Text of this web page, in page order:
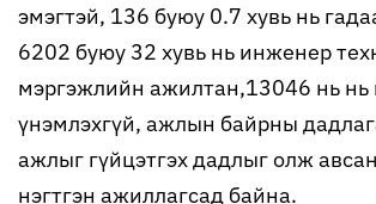
эмэгтэй, 136 буюу 0.7 хувь нь
6202 буюу 32 хувь нь инженер
мэргэжлийн ажилтан,13046 нь нь
үнэмлэхгүй, ажлын байрны
ажлыг гүйцэтгэх дадлыг олж
нэгтгэн ажиллагсад байна.